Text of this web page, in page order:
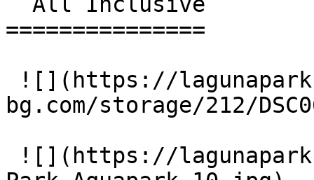
===============
bg.com/storage/212/